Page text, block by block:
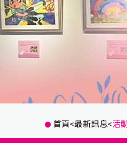
首頁<最新訊息<活